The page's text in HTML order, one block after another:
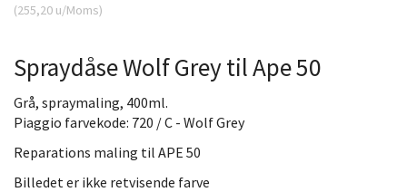
(255,20 u/Moms)
Spraydåse Wolf Grey til Ape 50
Grå, spraymaling, 400ml.
Piaggio farvekode: 720 / C - Wolf Grey
Reparations maling til APE 50
Billedet er ikke retvisende farve